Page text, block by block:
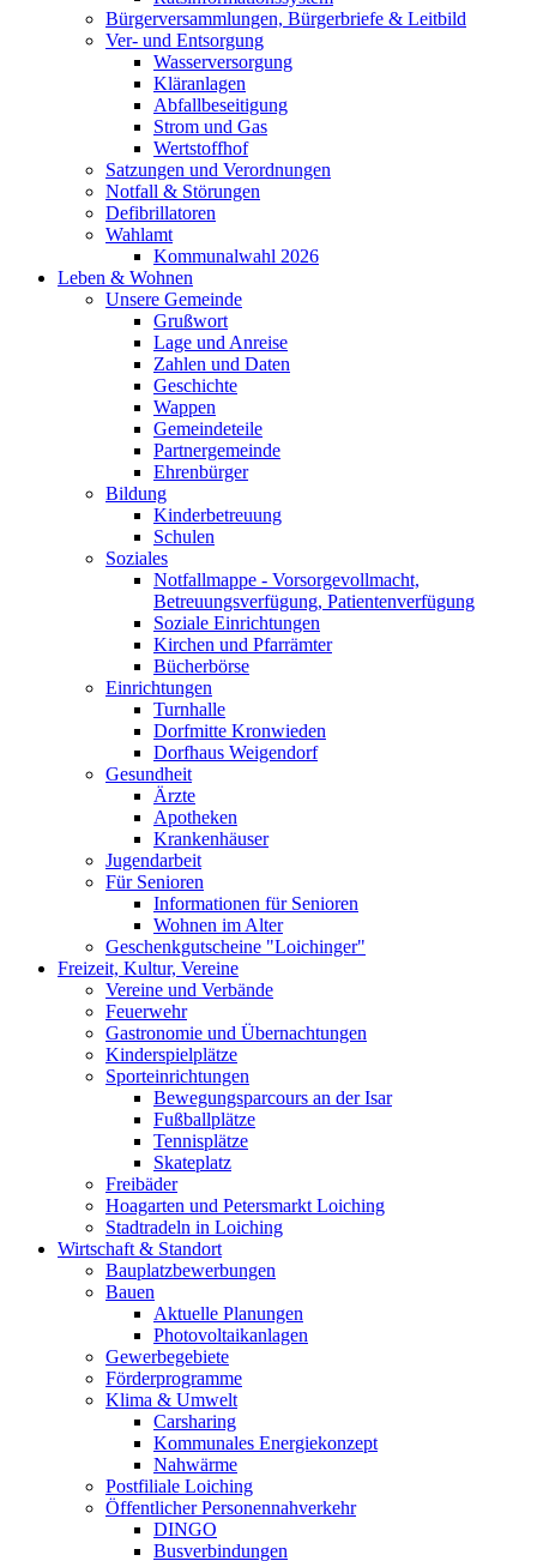
Bürgerversammlungen, Bürgerbriefe & Leitbild
Ver- und Entsorgung
Wasserversorgung
Kläranlagen
Abfallbeseitigung
Strom und Gas
Wertstoffhof
Satzungen und Verordnungen
Notfall & Störungen
Defibrillatoren
Wahlamt
Kommunalwahl 2026
Leben & Wohnen
Unsere Gemeinde
Grußwort
Lage und Anreise
Zahlen und Daten
Geschichte
Wappen
Gemeindeteile
Partnergemeinde
Ehrenbürger
Bildung
Kinderbetreuung
Schulen
Soziales
Notfallmappe - Vorsorgevollmacht,
Betreuungsverfügung, Patientenverfügung
Soziale Einrichtungen
Kirchen und Pfarrämter
Bücherbörse
Einrichtungen
Turnhalle
Dorfmitte Kronwieden
Dorfhaus Weigendorf
Gesundheit
Ärzte
Apotheken
Krankenhäuser
Jugendarbeit
Für Senioren
Informationen für Senioren
Wohnen im Alter
Geschenkgutscheine "Loichinger"
Freizeit, Kultur, Vereine
Vereine und Verbände
Feuerwehr
Gastronomie und Übernachtungen
Kinderspielplätze
Sporteinrichtungen
Bewegungsparcours an der Isar
Fußballplätze
Tennisplätze
Skateplatz
Freibäder
Hoagarten und Petersmarkt Loiching
Stadtradeln in Loiching
Wirtschaft & Standort
Bauplatzbewerbungen
Bauen
Aktuelle Planungen
Photovoltaikanlagen
Gewerbegebiete
Förderprogramme
Klima & Umwelt
Carsharing
Kommunales Energiekonzept
Nahwärme
Postfiliale Loiching
Öffentlicher Personennahverkehr
DINGO
Busverbindungen